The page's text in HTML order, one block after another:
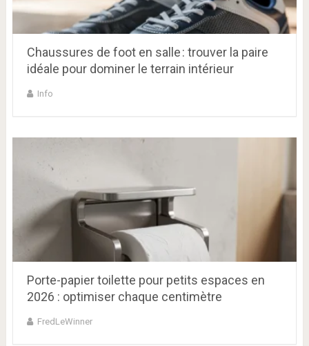
Chaussures de foot en salle : trouver la paire
idéale pour dominer le terrain intérieur
Info
Porte-papier toilette pour petits espaces en
2026 : optimiser chaque centimètre
FredLeWinner